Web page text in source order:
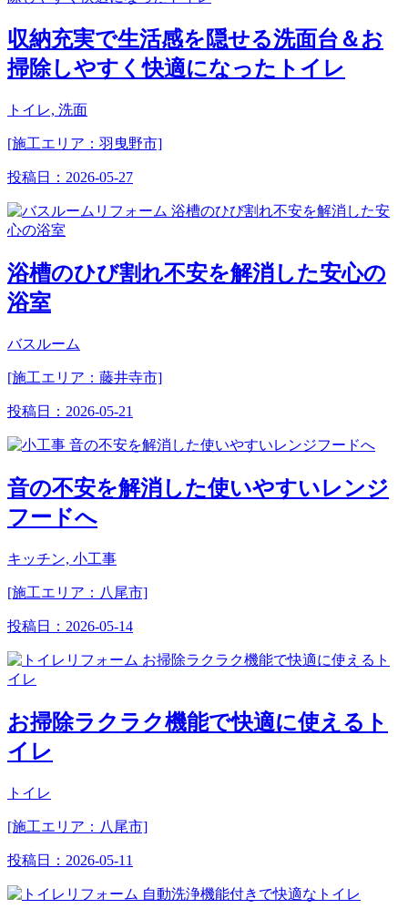
収納充実で生活感を隠せる洗面台＆お
掃除しやすく快適になったトイレ
トイレ, 洗面
[施工エリア：羽曳野市]
投稿日： 2026-05-27
浴槽のひび割れ不安を解消した安心の
浴室
バスルーム
[施工エリア：藤井寺市]
投稿日： 2026-05-21
音の不安を解消した使いやすいレンジ
フードへ
キッチン, 小工事
[施工エリア：八尾市]
投稿日： 2026-05-14
お掃除ラクラク機能で快適に使えるト
イレ
トイレ
[施工エリア：八尾市]
投稿日： 2026-05-11